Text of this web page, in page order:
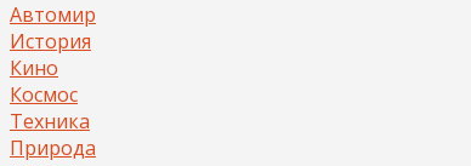
Автомир
История
Кино
Космос
Техника
Природа